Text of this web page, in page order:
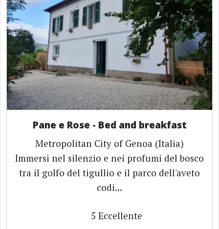
Pane e Rose - Bed and breakfast
Metropolitan City of Genoa (Italia)
Immersi nel silenzio e nei profumi del bosco
tra il golfo del tigullio e il parco dell'aveto
codi...
5 Eccellente